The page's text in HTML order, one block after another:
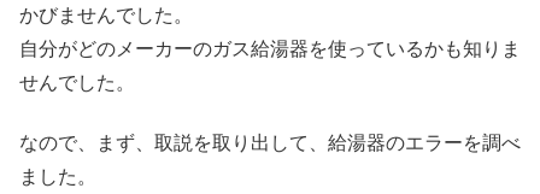
かびませんでした。
自分がどのメーカーのガス給湯器を使っているかも知りま
せんでした。
なので、まず、取説を取り出して、給湯器のエラーを調べ
ました。